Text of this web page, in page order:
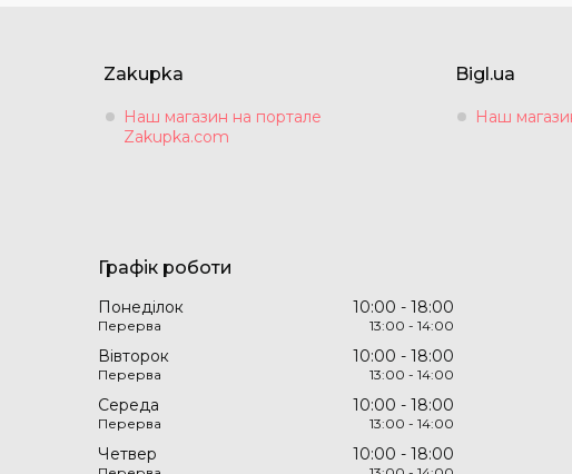
Zakupka
Наш магазин на портале
Zakupka.com
Bigl.ua
Наш
Графік роботи
Понеділок 10:00 18:00
13:00 14:00
Вівторок 10:00 18:00
13:00 14:00
Середа 10:00 18:00
13:00 14:00
Четвер 10:00 18:00